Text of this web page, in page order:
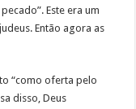
Este era um
Então agora as
“como oferta pelo
disso, Deus